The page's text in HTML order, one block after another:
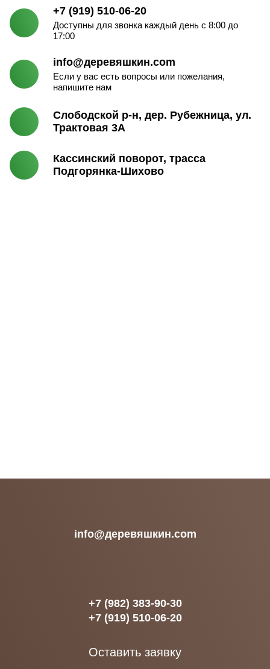
+7 (919) 510-06-20
Доступны для звонка каждый день с 8:00 до
17:00
info@деревяшкин.com
Если у вас есть вопросы или пожелания,
напишите нам
Слободской р-н, дер. Рубежница, ул.
Трактовая 3А
Кассинский поворот, трасса
Подгорянка-Шихово
info@деревяшкин.com
+7 (982) 383-90-30
+7 (919) 510-06-20
Оставить заявку